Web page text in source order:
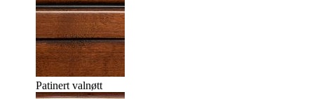
Patinert valnøtt